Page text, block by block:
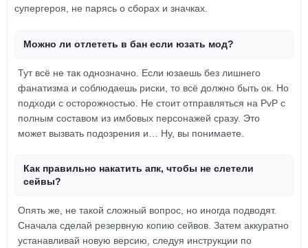
супергероя, не парясь о сборах и значках.
Можно ли отлететь в бан если юзать мод?
Тут всё не так однозначно. Если юзаешь без лишнего
фанатизма и соблюдаешь риски, то всё должно быть ок. Но
подходи с осторожностью. Не стоит отправляться на PvP с
полным составом из имбовых персонажей сразу. Это
может вызвать подозрения и… Ну, вы понимаете.
Как правильно накатить апк, чтобы не слетели
сейвы?
Опять же, не такой сложный вопрос, но иногда подводят.
Сначала сделай резервную копию сейвов. Затем аккуратно
устанавливай новую версию, следуя инструкции по